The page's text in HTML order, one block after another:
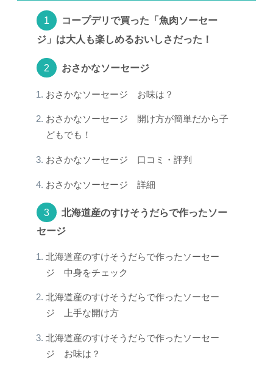
コープデリで買った「魚肉ソーセー
ジ」は大人も楽しめるおいしさだった！
おさかなソーセージ
おさかなソーセージ お味は？
おさかなソーセージ 開け方が簡単だから子
どもでも！
おさかなソーセージ 口コミ・評判
おさかなソーセージ 詳細
北海道産のすけそうだらで作ったソー
セージ
北海道産のすけそうだらで作ったソーセー
ジ 中身をチェック
北海道産のすけそうだらで作ったソーセー
ジ 上手な開け方
北海道産のすけそうだらで作ったソーセー
ジ お味は？